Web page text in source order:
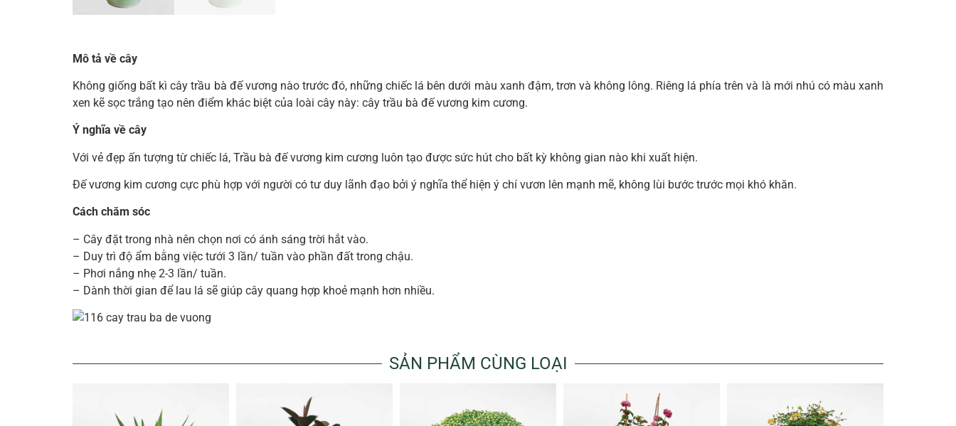
Mô tả về cây
Không giống bất kì cây trầu bà đế vương nào trước đó, những chiếc lá bên dưới màu xanh đậm, trơn và không lông. Riêng lá phía trên và là mới nhú có màu xanh
xen kẽ sọc trắng tạo nên điểm khác biệt của loài cây này: cây trầu bà đế vương kim cương.
Ý nghĩa về cây
Với vẻ đẹp ấn tượng từ chiếc lá, Trầu bà đế vương kim cương luôn tạo được sức hút cho bất kỳ không gian nào khi xuất hiện.
Đế vương kim cương cực phù hợp với người có tư duy lãnh đạo bởi ý nghĩa thể hiện ý chí vươn lên mạnh mẽ, không lùi bước trước mọi khó khăn.
Cách chăm sóc
– Cây đặt trong nhà nên chọn nơi có ánh sáng trời hắt vào.
– Duy trì độ ẩm bằng việc tưới 3 lần/ tuần vào phần đất trong chậu.
– Phơi nắng nhẹ 2-3 lần/ tuần.
– Dành thời gian để lau lá sẽ giúp cây quang hợp khoẻ mạnh hơn nhiều.
SẢN PHẨM CÙNG LOẠI